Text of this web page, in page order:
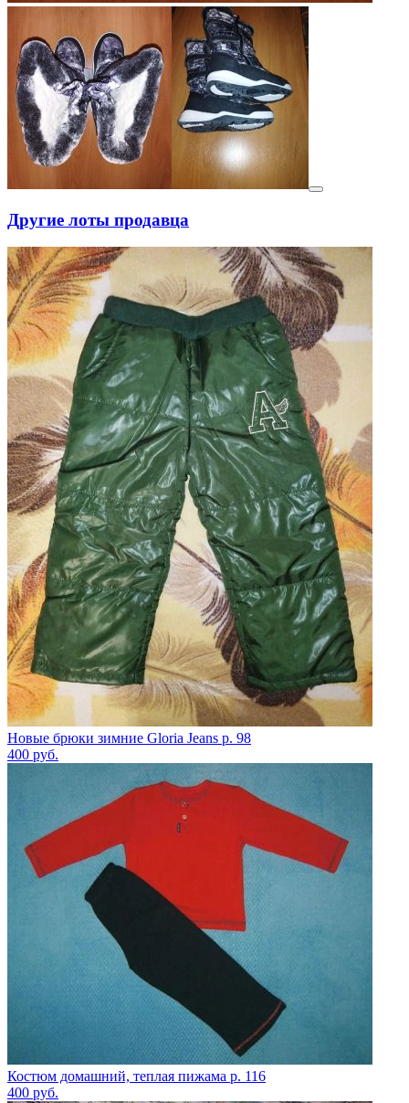
Другие лоты продавца
Новые брюки зимние Gloria Jeans р. 98
400 руб.
Костюм домашний, теплая пижама р. 116
400 руб.